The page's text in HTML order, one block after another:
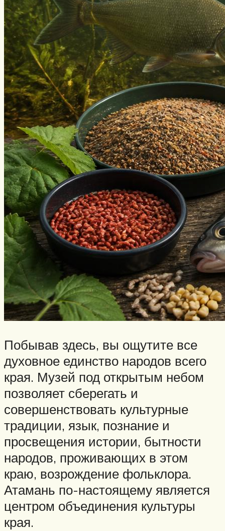
Побывав здесь, вы ощутите все
духовное единство народов всего
края. Музей под открытым небом
позволяет сберегать и
совершенствовать культурные
традиции, язык, познание и
просвещения истории, бытности
народов, проживающих в этом
краю, возрождение фольклора.
Атамань по-настоящему является
центром объединения культуры
края.